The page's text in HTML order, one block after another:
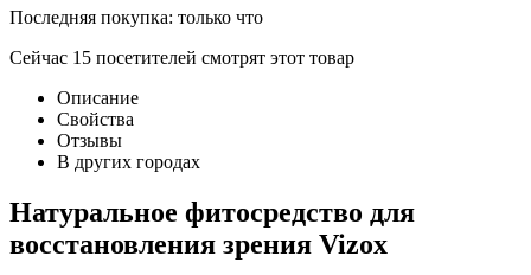
Последняя покупка: только что
Сейчас 15 посетителей смотрят этот товар
Описание
Свойства
Отзывы
В других городах
Натуральное фитосредство для
восстановления зрения Vizox